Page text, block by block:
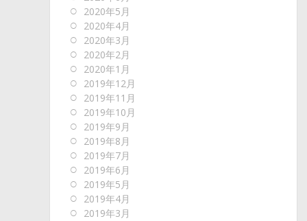
2020年5月
2020年4月
2020年3月
2020年2月
2020年1月
2019年12月
2019年11月
2019年10月
2019年9月
2019年8月
2019年7月
2019年6月
2019年5月
2019年4月
2019年3月